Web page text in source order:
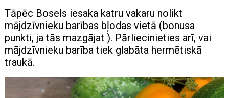
Tāpēc Bosels iesaka katru vakaru nolikt
mājdzīvnieku barības bļodas vietā (bonusa
punkti, ja tās mazgājat ). Pārliecinieties arī, vai
mājdzīvnieku barība tiek glabāta hermētiskā
traukā.